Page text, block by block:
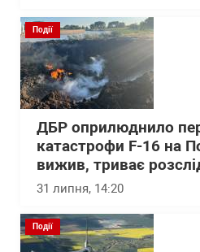
Події
ДБР оприлюднило
катастрофи F-16 на
вижив, триває
31 липня, 14:20
Події